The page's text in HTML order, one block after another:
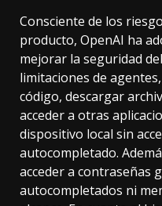
Consciente de los
producto, OpenAI ha
mejorar la seguridad
limitaciones de
código, descargar
acceder a otras
dispositivo local sin
autocompletado.
acceder a contraseñas
autocompletados ni